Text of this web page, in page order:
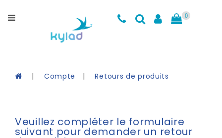
Cuissards
Coin
des
0
Compte Retours de produits
Veuillez compléter le formulaire
suivant pour demander un retour